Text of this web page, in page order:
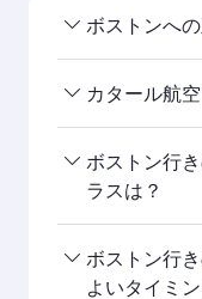
ボストンへ
カタール航空は
カタール航
カタール航空は
また、ドーハを
ボストン行
ラスは？
ご利用可能な客
て異なります。
ボストン行
よいタイミ